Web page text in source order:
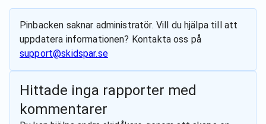
Pinbacken saknar administratör. Vill du hjälpa till att
uppdatera informationen? Kontakta oss på
support@skidspar.se
Hittade inga rapporter med
kommentarer